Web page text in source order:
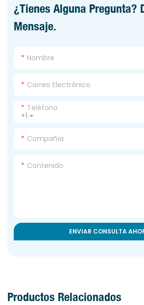
¿Tienes Alguna Pregunta?
Mensaje.
Nombre
Correo Electrónico
+1
Teléfono
Compañía
Contenido
ENVIAR CONSULTA
Productos Relacionados